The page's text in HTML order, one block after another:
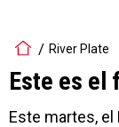
River Plate
Este es el
Este martes, el